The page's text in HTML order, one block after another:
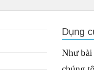
Dụng
Như